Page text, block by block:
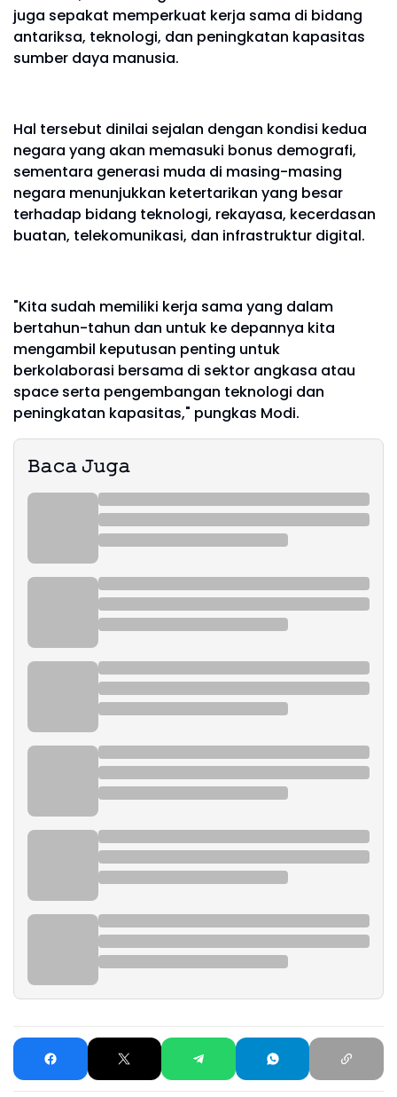
juga sepakat memperkuat kerja sama di bidang
antariksa, teknologi, dan peningkatan kapasitas
sumber daya manusia.
Hal tersebut dinilai sejalan dengan kondisi kedua
negara yang akan memasuki bonus demografi,
sementara generasi muda di masing-masing
negara menunjukkan ketertarikan yang besar
terhadap bidang teknologi, rekayasa, kecerdasan
buatan, telekomunikasi, dan infrastruktur digital.
"Kita sudah memiliki kerja sama yang dalam
bertahun-tahun dan untuk ke depannya kita
mengambil keputusan penting untuk
berkolaborasi bersama di sektor angkasa atau
space serta pengembangan teknologi dan
peningkatan kapasitas," pungkas Modi.
𝙱𝚊𝚌𝚊 𝙹𝚞𝚐𝚊